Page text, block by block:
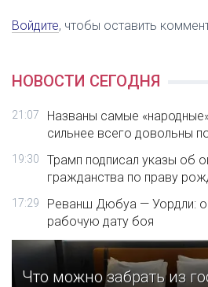
Войдите, чтобы оставить
НОВОСТИ СЕГОДНЯ
21:07
Названы самые
сильнее всего довольны
19:30
Трамп подписал указы об
гражданства по праву
17:29
Реванш Дюбуа — Уордли:
рабочую дату боя
Что можно забрать из